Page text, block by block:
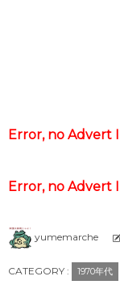
Error, no Advert
Error, no Advert
yumemarche
CATEGORY : 1970年代